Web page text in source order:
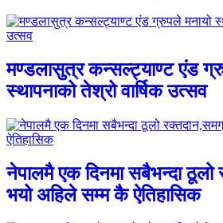
मण्डलासुत्र कन्सल्ट्याण्ट एंड
स्थापनाको तेश्रो वार्षिक उत्सव
नेपालमै एक दिनमा सबैभन्दा ठूलो
भयो अहिले सम्म कै ऐतिहासिक